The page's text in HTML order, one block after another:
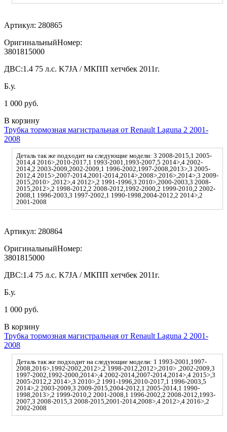
Артикул: 280865
ОригинальныйНомер:
3801815000
ДВС:1.4 75 л.с. K7JA / МКПП хетчбек 2011г.
Б.у.
1 000 руб.
В корзину
Трубка тормозная магистральная от Renault Laguna 2 2001-
2008
Деталь так же подходит на следующие модели: 3 2008-2015,1 2005-
2014,4 2016>,2010-2017,1 1993-2001,1993-2007,5 2014>,4 2002-
2014,2 2003-2009,2002-2009,1 1996-2002,1997-2008,2013>,3 2005-
2012,4 2015>,2007-2014,2001-2014,2014>,2008>,2016>,2014>,3 2009-
2015,2010> ,2012>,4 2012>,2 1991-1996,3 2010>,2000-2003,3 2008-
2015,2012>,2 1998-2012,2 2008-2012,1992-2000,2 1999-2010,2 2002-
2008,1 1996-2003,3 1997-2002,1 1990-1998,2004-2012,2 2014>,2
2001-2008
Артикул: 280864
ОригинальныйНомер:
3801815000
ДВС:1.4 75 л.с. K7JA / МКПП хетчбек 2011г.
Б.у.
1 000 руб.
В корзину
Трубка тормозная магистральная от Renault Laguna 2 2001-
2008
Деталь так же подходит на следующие модели: 1 1993-2001,1997-
2008,2016>,1992-2002,2012>,2 1998-2012,2012>,2010> ,2002-2009,3
1997-2002,1992-2000,2014>,4 2002-2014,2007-2014,2014>,4 2015>,3
2005-2012,2 2014>,3 2010>,2 1991-1996,2010-2017,1 1996-2003,5
2014>,2 2003-2009,3 2009-2015,2004-2012,1 2005-2014,1 1990-
1998,2013>,2 1999-2010,2 2001-2008,1 1996-2002,2 2008-2012,1993-
2007,3 2008-2015,3 2008-2015,2001-2014,2008>,4 2012>,4 2016>,2
2002-2008